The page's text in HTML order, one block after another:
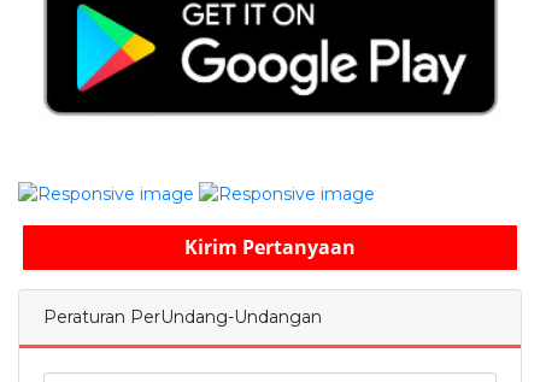
Kirim Pertanyaan
Peraturan PerUndang-Undangan